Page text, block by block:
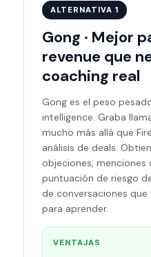
ALTERNATIVA 1
Gong · Mejor
revenue que
coaching real
Gong es el peso
intelligence. Graba
mucho más allá que
análisis de deals.
objeciones,
puntuación de riesgo
de conversaciones
para aprender.
VENTAJAS